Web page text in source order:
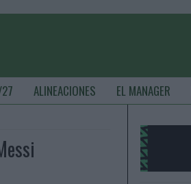
ALINEACIONES EL MANAGER